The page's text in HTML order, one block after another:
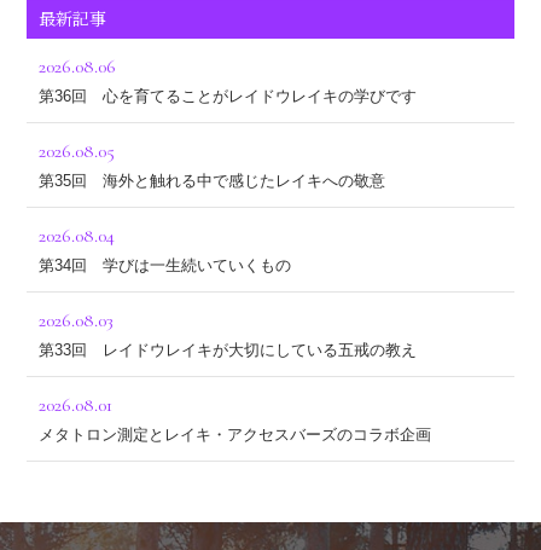
最新記事
2026.08.06
第36回 心を育てることがレイドウレイキの学びです
2026.08.05
第35回 海外と触れる中で感じたレイキへの敬意
2026.08.04
第34回 学びは一生続いていくもの
2026.08.03
第33回 レイドウレイキが大切にしている五戒の教え
2026.08.01
メタトロン測定とレイキ・アクセスバーズのコラボ企画